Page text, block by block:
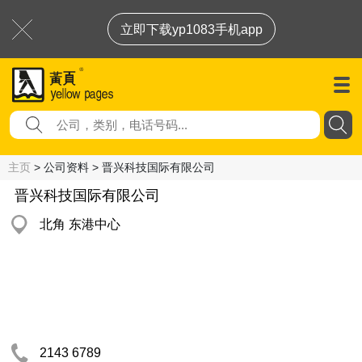
立即下载yp1083手机app
主页 > 公司资料 > 晋兴科技国际有限公司
晋兴科技国际有限公司
北角 东港中心
2143 6789